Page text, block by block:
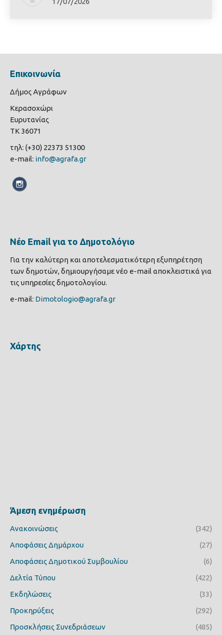
Επικοινωνία
Δήμος Αγράφων
Κερασοχώρι
Ευρυτανίας
ΤΚ 36071
τηλ: (+30) 22373 51300
e-mail: info@agrafa.gr
Νέο Email για το Δημοτολόγιο
Για την καλύτερη και αποτελεσματικότερη εξυπηρέτηση
των δημοτών, δημιουργήσαμε νέο e-mail αποκλειστικά για
τις υπηρεσίες δημοτολογίου.
e-mail: Dimotologio@agrafa.gr
Χάρτης
Άμεση ενημέρωση
Ανακοινώσεις
(342)
Αποφάσεις Δημάρχου
(27)
Αποφάσεις Δημοτικού Συμβουλίου
(6)
Δελτία Τύπου
(422)
Εκδηλώσεις
(33)
Προκηρύξεις
(292)
Προσκλήσεις Συνεδριάσεων
(485)